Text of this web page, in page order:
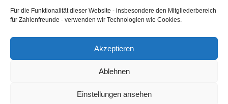
Für die Funktionalität dieser Website - insbesondere den Mitgliederbereich
für Zahlenfreunde - verwenden wir Technologien wie Cookies.
Akzeptieren
Ablehnen
Einstellungen ansehen
Studieren
Interviews und Erfahrungsberichte